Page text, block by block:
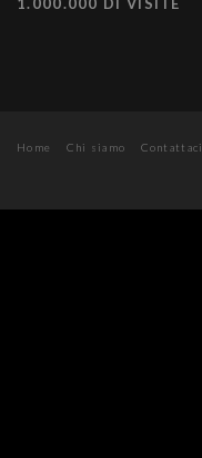
Home Chi siamo Contattaci